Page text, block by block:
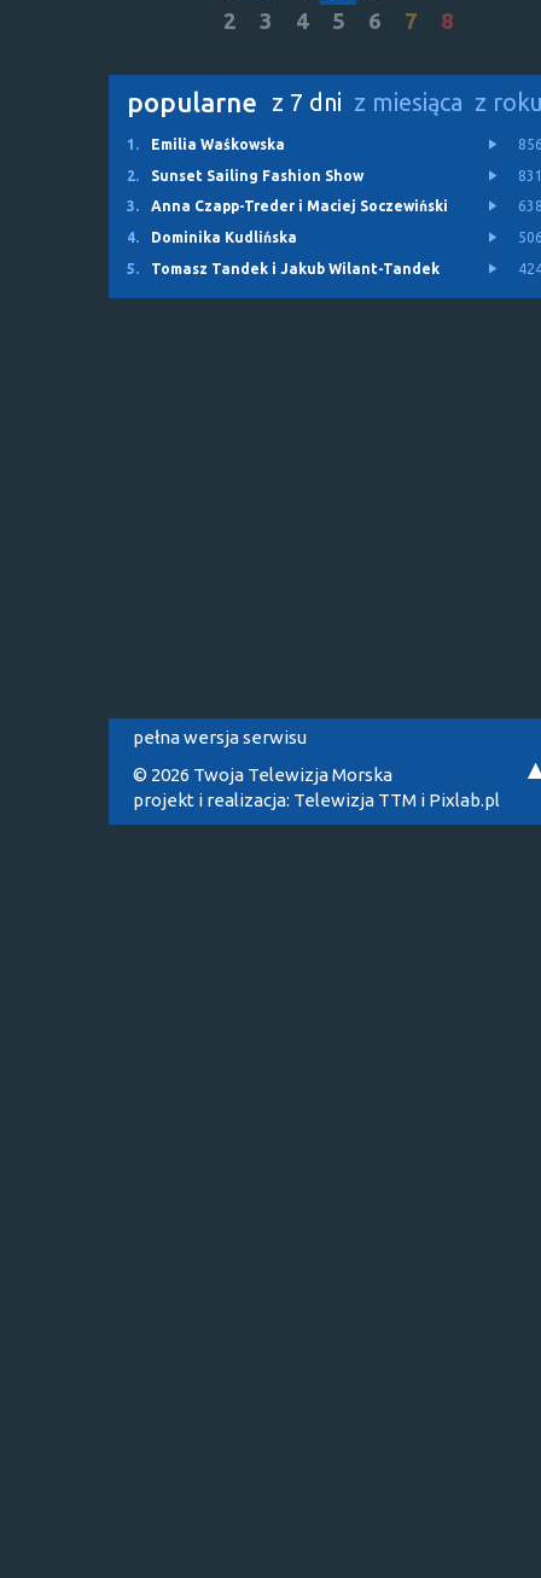
2
3 4 5 6 7 8
popularne z 7 dni z miesiąca z
1. Emilia Waśkowska
2.
Sunset Sailing Fashion Show
3.
Anna Czapp-Treder i Maciej Soczewiński
4.
Dominika Kudlińska
5.
Tomasz Tandek i Jakub Wilant-Tandek
pełna wersja serwisu
© 2026 Twoja Telewizja Morska
projekt i realizacja: Telewizja TTM i Pixlab.pl